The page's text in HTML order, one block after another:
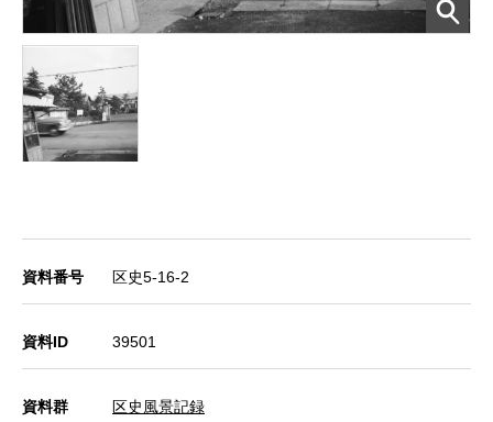
資料番号 区史5-16-2
資料ID 39501
資料群 区史風景記録